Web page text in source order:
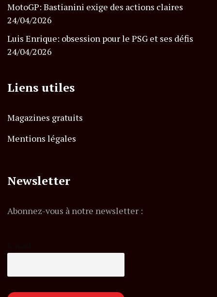
MotoGP: Bastianini exige des actions claires
24/04/2026
Luis Enrique: obsession pour le PSG et ses défis
24/04/2026
Liens utiles
Magazines gratuits
Mentions légales
Newsletter
Abonnez-vous à notre newsletter :